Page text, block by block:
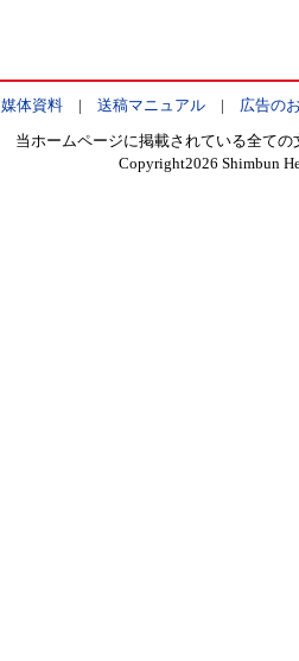
媒体資料| 送稿マニュアル| 広告の
当ホームページに掲載されている全て
Copyright2026 Shimbun